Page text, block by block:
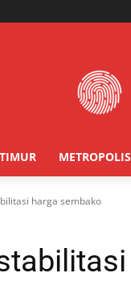
METROPOLIS
harga sembako